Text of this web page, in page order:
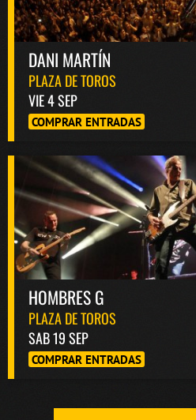
DANI MARTÍN
PLAZA DE TOROS
VIE 4 SEP
COMPRAR ENTRADAS
HOMBRES G
PLAZA DE TOROS
SAB 19 SEP
COMPRAR ENTRADAS